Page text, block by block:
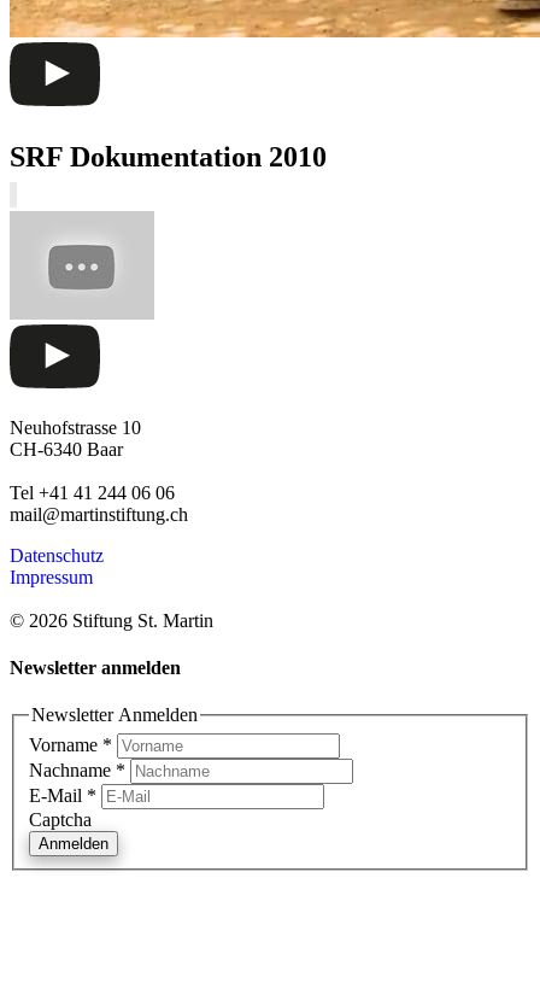
SRF Dokumentation 2010
Neuhofstrasse 10
CH-6340 Baar
Tel +41 41 244 06 06
mail@martinstiftung.ch
Datenschutz
Impressum
© 2026 Stiftung St. Martin
Newsletter anmelden
Newsletter Anmelden
Vorname *
Nachname *
E-Mail *
Captcha
Anmelden